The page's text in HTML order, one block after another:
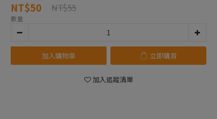
NT$50 NT$55
數量
加入購物車 立即購買
加入追蹤清單